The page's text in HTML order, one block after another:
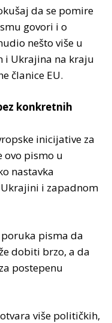
da se pomire
govori i o
nešto više u
i Ukrajina na kraju
članice EU.
konkretnih
inicijative za
ovo pismo u
nastavka
i zapadnom
pisma da
dobiti brzo, a da
postepenu
više političkih,